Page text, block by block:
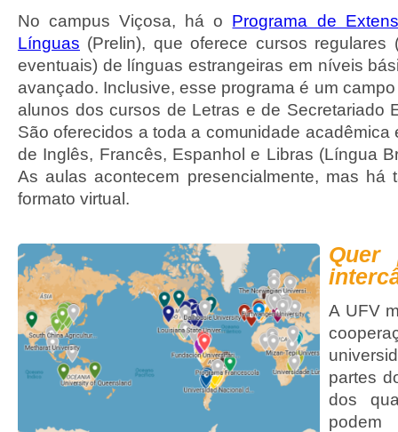
No campus Viçosa, há o Programa de
Línguas (Prelin), que oferece cursos regulares
eventuais) de línguas estrangeiras em níveis
avançado. Inclusive, esse programa é um
alunos dos cursos de Letras e de Secretariado
São oferecidos a toda a comunidade acadêmica
de Inglês, Francês, Espanhol e Libras (Língua
As aulas acontecem presencialmente, mas há
formato virtual.
Quer
A UFV
partes
dos